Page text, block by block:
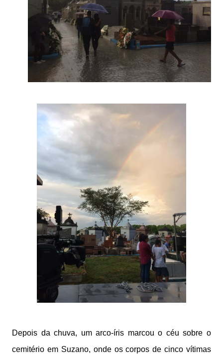
Depois da chuva, um arco-íris marcou o céu sobre o
cemitério em Suzano, onde os corpos de cinco vítimas